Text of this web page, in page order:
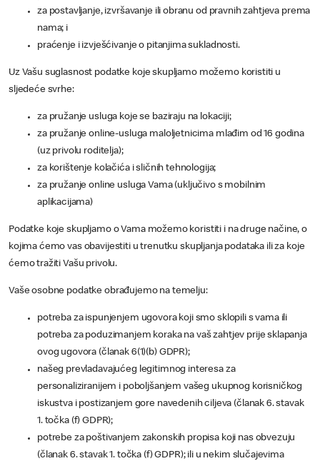
za postavljanje, izvršavanje ili obranu od pravnih zahtjeva prema
nama; i
praćenje i izvješćivanje o pitanjima sukladnosti.
Uz Vašu suglasnost podatke koje skupljamo možemo koristiti u
sljedeće svrhe:
za pružanje usluga koje se baziraju na lokaciji;
za pružanje online-usluga maloljetnicima mlađim od 16 godina
(uz privolu roditelja);
za korištenje kolačića i sličnih tehnologija;
za pružanje online usluga Vama (uključivo s mobilnim
aplikacijama)
Podatke koje skupljamo o Vama možemo koristiti i na druge načine, o
kojima ćemo vas obavijestiti u trenutku skupljanja podataka ili za koje
ćemo tražiti Vašu privolu.
Vaše osobne podatke obrađujemo na temelju:
potreba za ispunjenjem ugovora koji smo sklopili s vama ili
potreba za poduzimanjem koraka na vaš zahtjev prije sklapanja
ovog ugovora (članak 6(1)(b) GDPR);
našeg prevladavajućeg legitimnog interesa za
personaliziranijem i poboljšanjem vašeg ukupnog korisničkog
iskustva i postizanjem gore navedenih ciljeva (članak 6. stavak
1. točka (f) GDPR);
potrebe za poštivanjem zakonskih propisa koji nas obvezuju
(članak 6. stavak 1. točka (f) GDPR); ili u nekim slučajevima